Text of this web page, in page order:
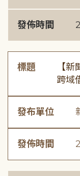
發佈時間
標題
【
跨域
發布單位
發佈時間